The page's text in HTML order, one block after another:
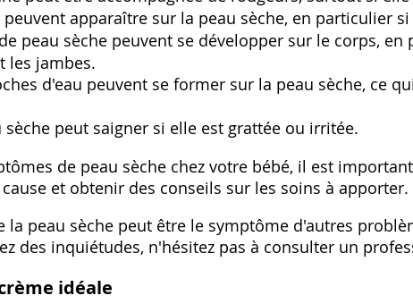
apparaître sur la peau sèche, en particulier
peau sèche peuvent se développer sur le corps, en
les jambes.
d'eau peuvent se former sur la peau sèche, ce
sèche peut saigner si elle est grattée ou irritée.
de peau sèche chez votre bébé, il est
et obtenir des conseils sur les soins à apporter.
peau sèche peut être le symptôme d'autres
des inquiétudes, n'hésitez pas à consulter un
idéale